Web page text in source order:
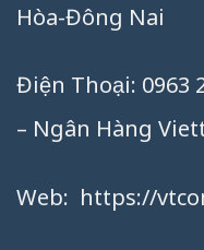
Hòa-Đông Nai
Điện Thoại: 0963
– Ngân Hàng
Web: https://